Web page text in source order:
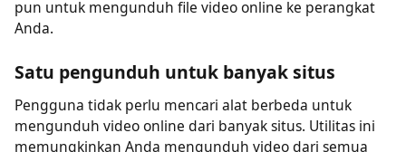
Banyak pengunduh mewajibkan registrasi sebelum
digunakan. Jika Anda lelah harus mendaftar dan
tanpa registrasi, pengunduh video web ini sangat cocok
untuk Anda. Alat ini tidak meminta pendaftaran apa
pun untuk mengunduh file video online ke perangkat
Anda.